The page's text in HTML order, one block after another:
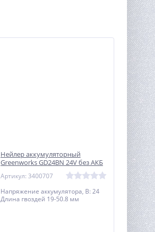
Нейлер аккумуляторный
Greenworks GD24BN 24V без АКБ
Артикул: 3400707
Напряжение аккумулятора, В: 24
Длина гвоздей 19-50.8 мм